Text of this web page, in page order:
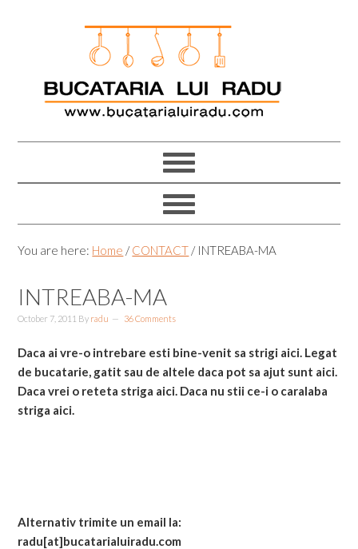
You are here: Home / CONTACT /INTREABA-MA
INTREABA-MA
October 7, 2011 By radu 36 Comments
Daca ai vre-o intrebare esti bine-venit sa strigi aici. Legat
de bucatarie, gatit sau de altele daca pot sa ajut sunt aici.
Daca vrei o reteta striga aici. Daca nu stii ce-i o caralaba
striga aici.
Alternativ trimite un email la:
radu[at]bucatarialuiradu.com